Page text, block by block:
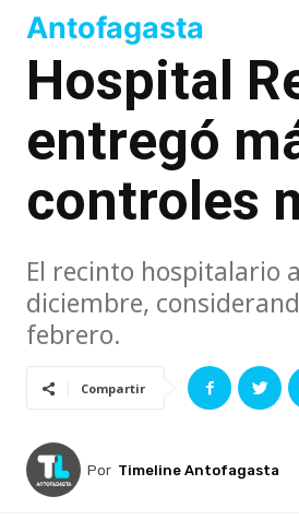
Antofagasta
Hospital
entregó
controles
El recinto hospitalario
diciembre,
febrero.
Compartir
Por Timeline Antofagasta